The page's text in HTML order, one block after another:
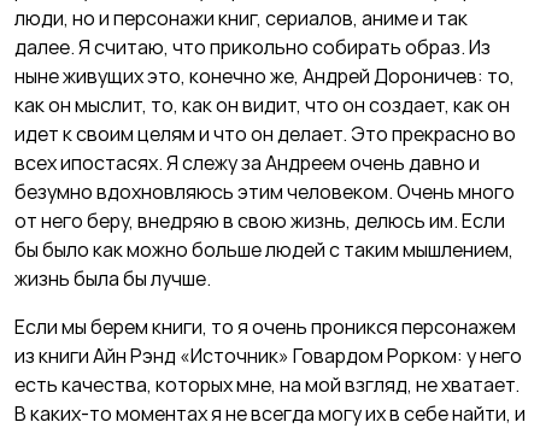
люди, но и персонажи книг, сериалов, аниме и так
далее. Я считаю, что прикольно собирать образ. Из
ныне живущих это, конечно же, Андрей Дороничев: то,
как он мыслит, то, как он видит, что он создает, как он
идет к своим целям и что он делает. Это прекрасно во
всех ипостасях. Я слежу за Андреем очень давно и
безумно вдохновляюсь этим человеком. Очень много
от него беру, внедряю в свою жизнь, делюсь им. Если
бы было как можно больше людей с таким мышлением,
жизнь была бы лучше.
Если мы берем книги, то я очень проникся персонажем
из книги Айн Рэнд «Источник» Говардом Рорком: у него
есть качества, которых мне, на мой взгляд, не хватает.
В каких-то моментах я не всегда могу их в себе найти, и